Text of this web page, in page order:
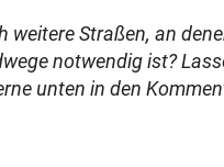
weitere Straßen, an
notwendig ist?
unten in den